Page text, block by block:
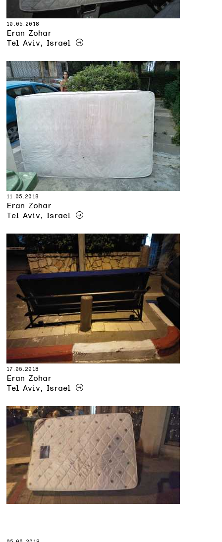
10.05.2018
Eran Zohar
Tel Aviv, Israel
11.05.2018
Eran Zohar
Tel Aviv, Israel
17.05.2018
Eran Zohar
Tel Aviv, Israel